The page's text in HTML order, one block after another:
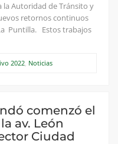
la Autoridad de Tránsito y
retornos continuos
Puntilla. Estos trabajos
2022, Noticias
comenzó el
av. León
Ciudad